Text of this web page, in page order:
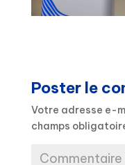
Poster le
Votre adresse e-
champs